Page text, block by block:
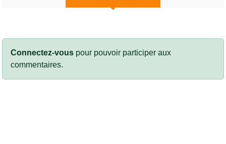
Connectez-vous pour pouvoir participer aux
commentaires.